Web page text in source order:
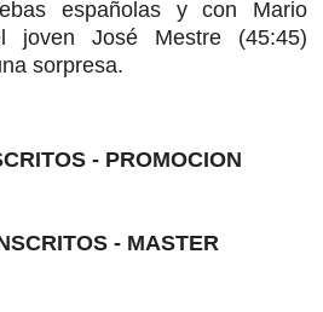
españolas y con Mario
joven José Mestre (45:45)
sorpresa.
- PROMOCION
- MASTER